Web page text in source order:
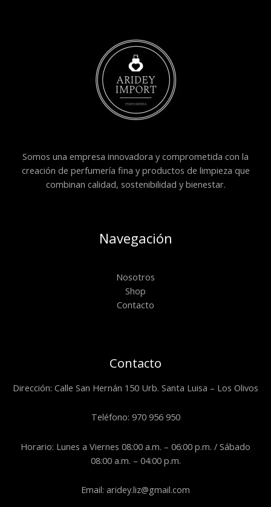
Somos una empresa innovadora y comprometida con la
creación de perfumería fina y productos de limpieza que
combinan calidad, sostenibilidad y bienestar.
Navegación
Nosotros
Shop
Contacto
Contacto
Dirección: Calle San Hernán 150 Urb. Santa Luisa – Los Olivos
Teléfono: 970 956 950
Horario: Lunes a Viernes 08:00 a.m. – 06:00 p.m. / Sábado
08:00 a.m. – 04:00 p.m.
Email: aridey.liz@gmail.com